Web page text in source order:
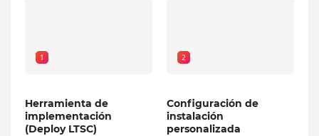
1
Herramienta de
implementación
(Deploy LTSC)
2
Configuración de
instalación
personalizada